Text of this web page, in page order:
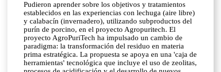
Pudieron aprender sobre los objetivos y tratamientos
establecidos en las experiencias con lechuga (aire libre)
y calabacín (invernadero), utilizando subproductos del
purín de porcino, en el proyecto Agropuritech. El
proyecto AgroPuriTech ha impulsado un cambio de
paradigma: la transformación del residuo en materia
prima estratégica. La propuesta se apoya en una 'caja de
herramientas' tecnológica que incluye el uso de zeolitas,